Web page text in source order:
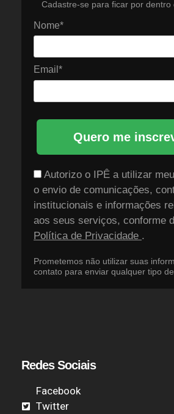
Cadastre-se para ficar por dentro
Nome*
Email*
Quero me
Autorizo o IPÊ a utilizar
o envio de comunicações,
institucionais e informações
aos seus serviços, conforme
Política de Privacidade .
Prometemos não utilizar suas
contato para enviar qualquer tipo de
Redes Sociais
Facebook
Twitter